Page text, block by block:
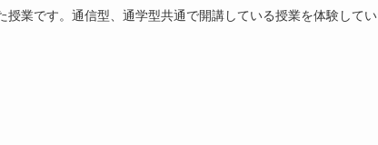
業です。通信型、通学型共通で開講している授業を体験して